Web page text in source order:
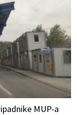
MUP-a